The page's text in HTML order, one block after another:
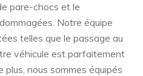
pare-chocs et le
Notre équipe
telles que le passage au
véhicule est parfaitement
plus, nous sommes équipés